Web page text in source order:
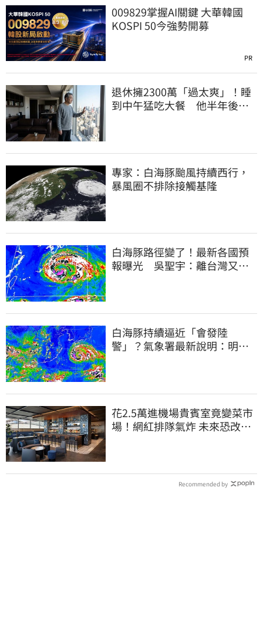
009829掌握AI關鍵 大華韓國
KOSPI 50今強勢開募
PR
退休擁2300萬「過太爽」！睡
到中午猛吃大餐 他半年後絕
專家：白海豚颱風持續西行，
暴風圈不排除接觸基隆
白海豚路徑變了！最新各國預
報曝光 吳聖宇：離台灣又更
白海豚持續逼近「會發陸
警」？氣象署最新說明：明天
花2.5萬進機場貴賓室竟變菜市
場！網紅排隊氣炸 未來恐改動
Recommended by